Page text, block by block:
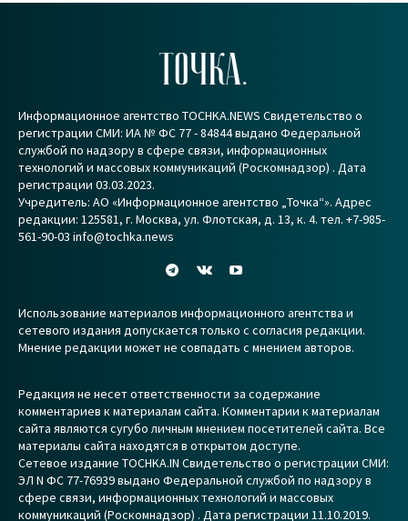
ТОЧКА.
Информационное агентство TOCHKA.NEWS Свидетельство о
регистрации СМИ: ИА № ФС 77 - 84844 выдано Федеральной
службой по надзору в сфере связи, информационных
технологий и массовых коммуникаций (Роскомнадзор) . Дата
регистрации 03.03.2023.
Учредитель: АО «Информационное агентство „Точка“». Адрес
редакции: 125581, г. Москва, ул. Флотская, д. 13, к. 4. тел. +7-985-
561-90-03 info@tochka.news
Использование материалов информационного агентства и
сетевого издания допускается только с согласия редакции.
Мнение редакции может не совпадать с мнением авторов.
Редакция не несет ответственности за содержание
комментариев к материалам сайта. Комментарии к материалам
сайта являются сугубо личным мнением посетителей сайта. Все
материалы сайта находятся в открытом доступе.
Сетевое издание TOCHKA.IN Свидетельство о регистрации СМИ:
ЭЛ N ФС 77-76939 выдано Федеральной службой по надзору в
сфере связи, информационных технологий и массовых
коммуникаций (Роскомнадзор) . Дата регистрации 11.10.2019.